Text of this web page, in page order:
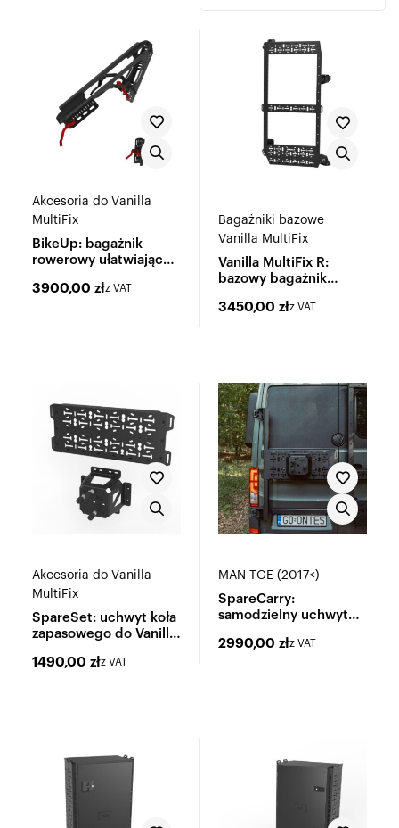
Akcesoria do Vanilla
MultiFix
BikeUp: bagażnik
rowerowy ułatwiający
3900,00 złz VAT
Bagażniki bazowe
Vanilla MultiFix
Vanilla MultiFix R:
bazowy bagażnik
3450,00 złz VAT
Akcesoria do Vanilla
MultiFix
SpareSet: uchwyt koła
zapasowego do Vanilla
1490,00 złz VAT
MAN TGE (2017<)
SpareCarry:
samodzielny uchwyt
2990,00 złz VAT